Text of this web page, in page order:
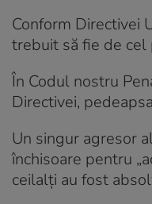
Conform Directivei
trebuit să fie de cel
În Codul nostru
Directivei,
Un singur agresor
închisoare pentru
ceilalți au fost